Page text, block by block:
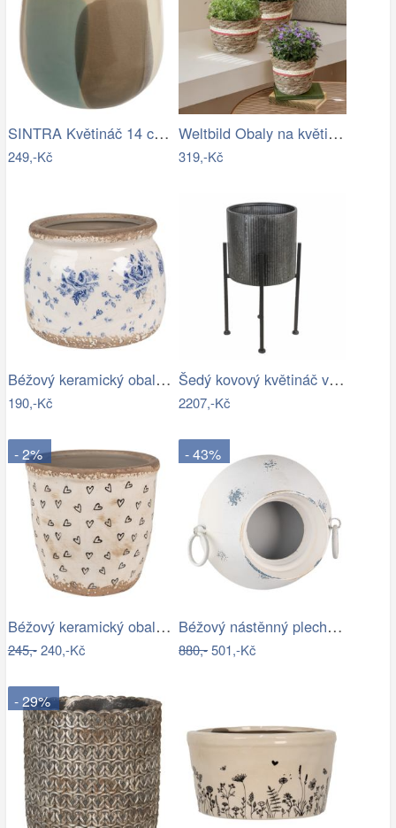
SINTRA Květináč 14 cm - šedá
249,-Kč
Weltbild Obaly na květináče z mořské…
319,-Kč
Béžový keramický obal na květináč s…
190,-Kč
Šedý kovový květináč ve stojanu Oteks -…
2207,-Kč
- 2%
Béžový keramický obal na květináč se…
245,-240,-Kč
- 43%
Béžový nástěnný plechový květináč Fun…
880,-501,-Kč
- 29%